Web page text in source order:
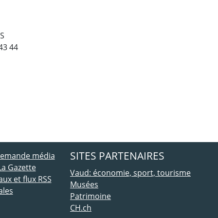
44
média
Gazette
et flux RSS
SITES PARTENAIRES
Vaud: économie, sport, tourisme
Musées
Patrimoine
CH.ch